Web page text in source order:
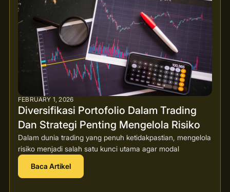
FEBRUARY 1, 2026
Diversifikasi Portofolio Dalam Trading
Dan Strategi Penting Mengelola Risiko
Dalam dunia trading yang penuh ketidakpastian, mengelola
risiko menjadi salah satu kunci utama agar modal
Baca Artikel